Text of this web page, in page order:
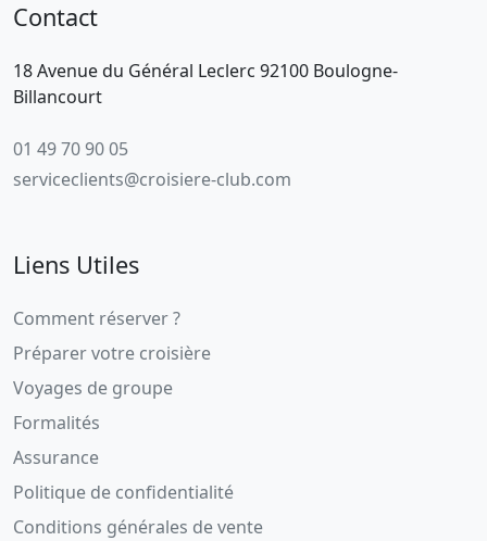
Contact
18 Avenue du Général Leclerc 92100 Boulogne-
Billancourt
01 49 70 90 05
serviceclients@croisiere-club.com
Liens Utiles
Comment réserver ?
Préparer votre croisière
Voyages de groupe
Formalités
Assurance
Politique de confidentialité
Conditions générales de vente